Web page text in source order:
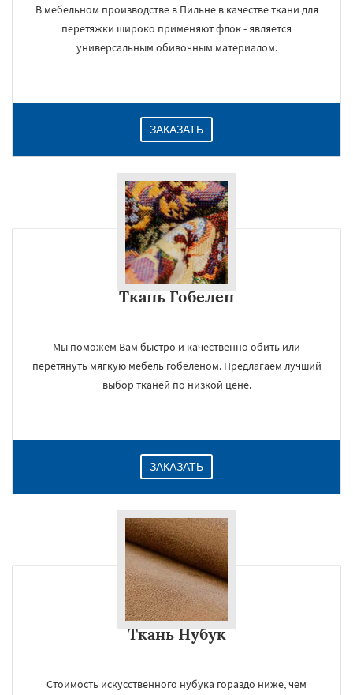
В мебельном производстве в Пильне в качестве ткани для
перетяжки широко применяют флок - является
универсальным обивочным материалом.
ЗАКАЗАТЬ
Ткань Гобелен
Мы поможем Вам быстро и качественно обить или
перетянуть мягкую мебель гобеленом. Предлагаем лучший
выбор тканей по низкой цене.
ЗАКАЗАТЬ
Ткань Нубук
Стоимость искусственного нубука гораздо ниже, чем